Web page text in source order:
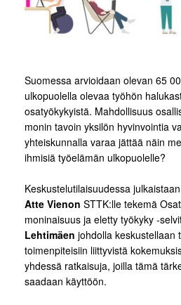
Suomessa arvioidaan olevan 65
ulkopuolella olevaa työhön
osatyökykyistä. Mahdollisuus
monin tavoin yksilön hyvinvointia
yhteiskunnalla varaa jättää näin
ihmisiä työelämän ulkopuolelle?
Keskustelutilaisuudessa
Atte Vienon STTK:lle tekemä
moninaisuus ja eletty työkyky -
Lehtimäen johdolla keskustellaan
toimenpiteisiin liittyvistä
yhdessä ratkaisuja, joilla tämä
saadaan käyttöön.